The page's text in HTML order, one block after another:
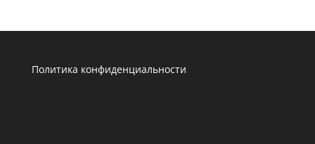
Политика конфиденциальности